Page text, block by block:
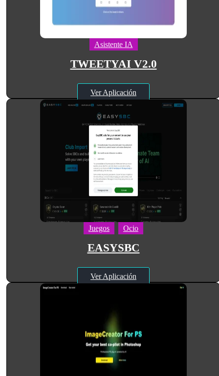
Asistente IA
TWEETYAI V2.0
Ver Aplicación
Juegos Ocio
EASYSBC
Ver Aplicación